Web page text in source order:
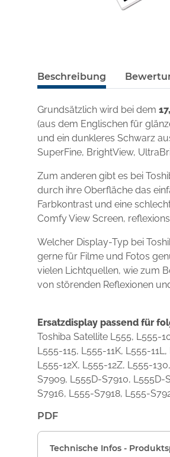
Beschreibung
Grundsätzlich wird bei dem
(aus dem Englischen für
und ein dunkleres Schwarz
SuperFine, BrightView,
Zum anderen gibt es bei
durch ihre Oberfläche das
Farbkontrast und eine
Comfy View Screen,
Welcher Display-Typ bei
gerne für Filme und Fotos
vielen Lichtquellen, wie zum
von störenden Reflexionen
Ersatzdisplay passend für
Toshiba Satellite L555, L555-
L555-115, L555-11K, L555-
L555-12X, L555-12Z, L555-
S7909, L555D-S7910,
S7916, L555-S7918, L555-
PDF
Technische Infos -